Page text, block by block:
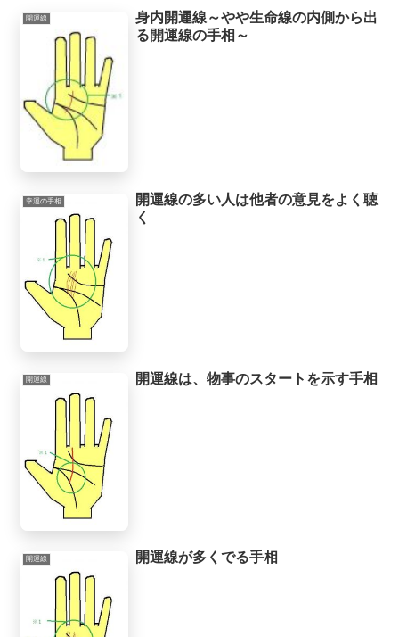
開運線
身内開運線～やや生命線の内側から出
る開運線の手相～
幸運の手相
開運線の多い人は他者の意見をよく聴
く
開運線 開運線は、物事のスタートを示す手相
開運線 開運線が多くでる手相